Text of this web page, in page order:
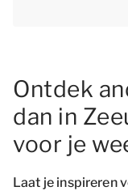
Ontdek
dan in
voor je
Laat je inspireren